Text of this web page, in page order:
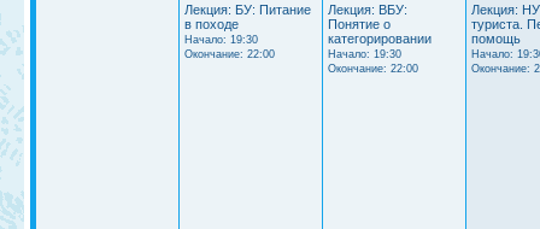
Лекция: БУ: Питание
в походе
Начало: 19:30
Окончание: 22:00
Лекция: ВБУ:
Понятие о
категорировании
Начало: 19:30
Окончание: 22:00
Лекция:
туриста.
помощь
Начало:
Окончание: